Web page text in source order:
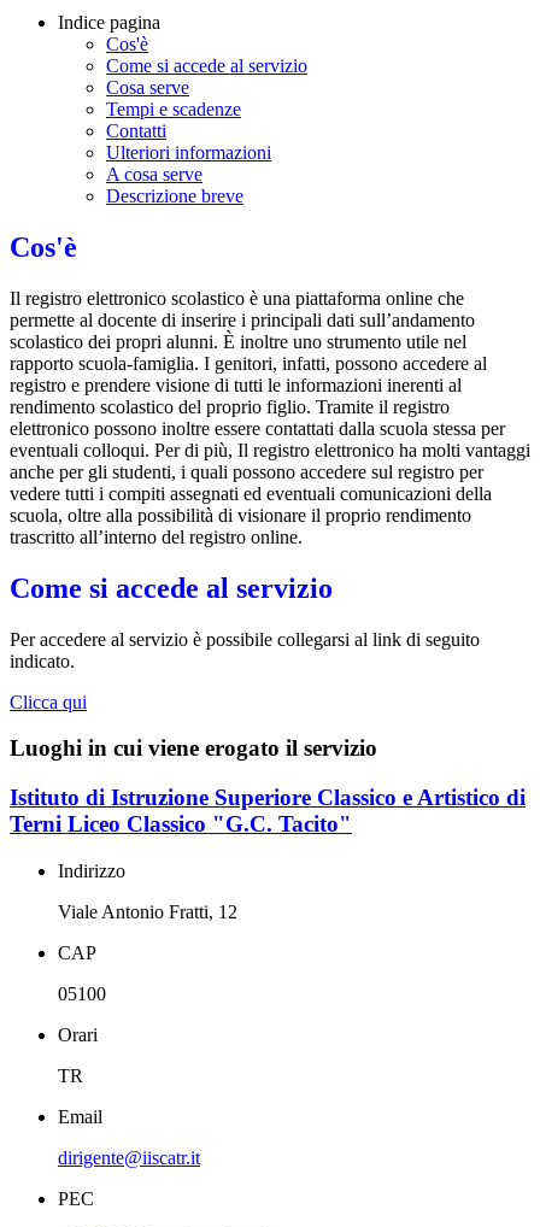
Indice pagina
Cos'è
Come si accede al servizio
Cosa serve
Tempi e scadenze
Contatti
Ulteriori informazioni
A cosa serve
Descrizione breve
Cos'è
Il registro elettronico scolastico è una piattaforma online che
permette al docente di inserire i principali dati sull’andamento
scolastico dei propri alunni. È inoltre uno strumento utile nel
rapporto scuola-famiglia. I genitori, infatti, possono accedere al
registro e prendere visione di tutti le informazioni inerenti al
rendimento scolastico del proprio figlio. Tramite il registro
elettronico possono inoltre essere contattati dalla scuola stessa per
eventuali colloqui. Per di più, Il registro elettronico ha molti vantaggi
anche per gli studenti, i quali possono accedere sul registro per
vedere tutti i compiti assegnati ed eventuali comunicazioni della
scuola, oltre alla possibilità di visionare il proprio rendimento
trascritto all’interno del registro online.
Come si accede al servizio
Per accedere al servizio è possibile collegarsi al link di seguito
indicato.
Clicca qui
Luoghi in cui viene erogato il servizio
Istituto di Istruzione Superiore Classico e Artistico di
Terni Liceo Classico "G.C. Tacito"
Indirizzo
Viale Antonio Fratti, 12
CAP
05100
Orari
TR
Email
dirigente@iiscatr.it
PEC